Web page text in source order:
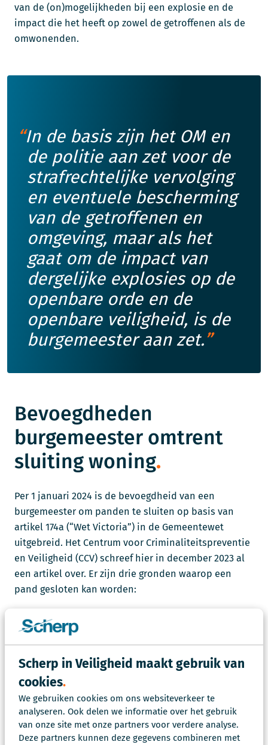
Scherp in Veiligheid maakt gebruik van
cookies
We gebruiken cookies om ons websiteverkeer te
analyseren. Ook delen we informatie over het gebruik
van onze site met onze partners voor verdere analyse.
Deze partners kunnen deze gegevens combineren met
van de (on)mogelijkheden bij een explosie en de
impact die het heeft op zowel de getroffenen als de
omwonenden.
In de basis zijn het OM en
de politie aan zet voor de
strafrechtelijke vervolging
en eventuele bescherming
van de getroffenen en
omgeving, maar als het
gaat om de impact van
dergelijke explosies op de
openbare orde en de
openbare veiligheid, is de
burgemeester aan zet.
Bevoegdheden
burgemeester omtrent
sluiting woning
Per 1 januari 2024 is de bevoegdheid van een
burgemeester om panden te sluiten op basis van
artikel 174a (“Wet Victoria”) in de Gemeentewet
uitgebreid. Het Centrum voor Criminaliteitspreventie
en Veiligheid (CCV) schreef hier in december 2023 al
een artikel over. Er zijn drie gronden waarop een
pand gesloten kan worden:
A-grond:
lokaal of erf is ernstig verstoord door
erf zonder specifieke vereiste oorzaak;
B-grond:
openbare orde rond de woning, het lokaal of
het erf ernstig is verstoord door ernstig geweld
of bedreiging daarmee of als er een ernstige